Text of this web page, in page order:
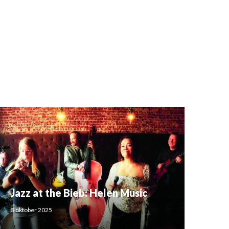
Jazz at the Bieb: Helen Music
3 oktober 2025